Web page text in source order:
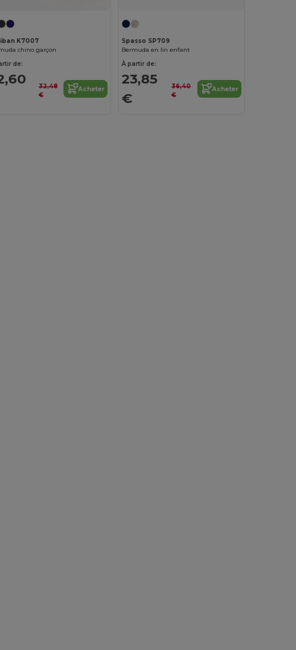
K7007
chino garçon
de:
32,48
€
Acheter
Spasso SP709
Bermuda en lin enfant
À partir de:
23,85
€
36,40
€
Acheter